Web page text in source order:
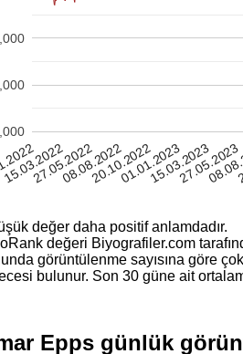
15.03.2022
27.05.2022
08.08.2022
20.10.2022
01.01.2023
15.03.2023
27.05.2023
değer daha positif anlamdadır.
değeri Biyografiler.com
görüntülenme sayısına göre
bulunur. Son 30 güne ait
Epps günlük